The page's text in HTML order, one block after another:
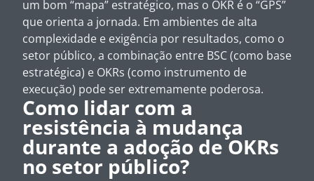
um bom “mapa” estratégico, mas o OKR é o “GPS”
que orienta a jornada. Em ambientes de alta
complexidade e exigência por resultados, como o
setor público, a combinação entre BSC (como base
estratégica) e OKRs (como instrumento de
execução) pode ser extremamente poderosa.
Como lidar com a
resistência à mudança
durante a adoção de OKRs
no setor público?